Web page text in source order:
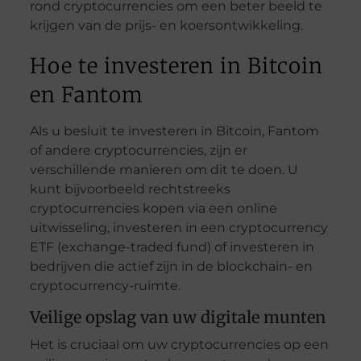
rond cryptocurrencies om een beter beeld te
krijgen van de prijs- en koersontwikkeling.
Hoe te investeren in Bitcoin
en Fantom
Als u besluit te investeren in Bitcoin, Fantom
of andere cryptocurrencies, zijn er
verschillende manieren om dit te doen. U
kunt bijvoorbeeld rechtstreeks
cryptocurrencies kopen via een online
uitwisseling, investeren in een cryptocurrency
ETF (exchange-traded fund) of investeren in
bedrijven die actief zijn in de blockchain- en
cryptocurrency-ruimte.
Veilige opslag van uw digitale munten
Het is cruciaal om uw cryptocurrencies op een